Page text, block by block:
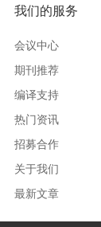
我们的服务
会议中心
期刊推荐
编译支持
热门资讯
招募合作
关于我们
最新文章